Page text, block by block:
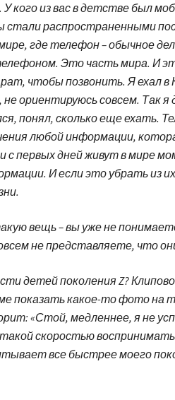
У кого из вас в детстве был
стали распространенными
где телефон – обычное
Это часть мира. И
чтобы позвонить. Я ехал в
не ориентируюсь совсем. Так
понял, сколько еще ехать.
любой информации,
первых дней живут в мире
И если это убрать из
вещь – вы уже не
не представляете, что
детей поколения Z?
показать какое-то фото
«Стой, медленнее, я не
скоростью
все быстрее моего